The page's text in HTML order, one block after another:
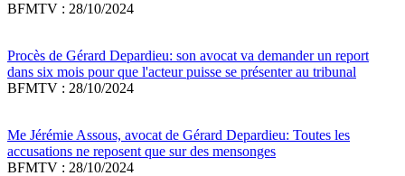
BFMTV : 28/10/2024
Procès de Gérard Depardieu: son avocat va demander un report
dans six mois pour que l'acteur puisse se présenter au tribunal
BFMTV : 28/10/2024
Me Jérémie Assous, avocat de Gérard Depardieu: Toutes les
accusations ne reposent que sur des mensonges
BFMTV : 28/10/2024